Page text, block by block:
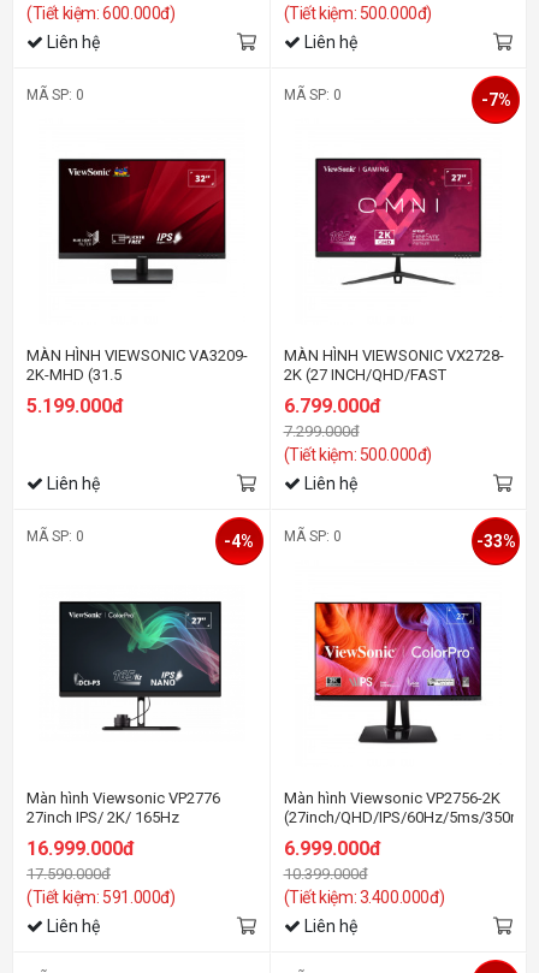
(Tiết kiệm: 600.000đ)
Liên hệ
(Tiết kiệm: 500.000đ)
Liên hệ
MÃ SP: 0
MÀN HÌNH VIEWSONIC VA3209-
2K-MHD (31.5
INCH/QHD/IPS/75HZ/4MS)
5.199.000đ
Liên hệ
MÃ SP: 0
MÀN HÌNH VIEWSONIC VX2728-
2K (27 INCH/QHD/FAST
IPS/165HZ/0.5MS)
6.799.000đ
7.299.000đ
(Tiết kiệm: 500.000đ)
-7%
Liên hệ
MÃ SP: 0
Màn hình Viewsonic VP2776
27inch IPS/ 2K/ 165Hz
16.999.000đ
17.590.000đ
(Tiết kiệm: 591.000đ)
-4%
Liên hệ
MÃ SP: 0
Màn hình Viewsonic VP2756-2K
(27inch/QHD/IPS/60Hz/5ms/
6.999.000đ
10.399.000đ
(Tiết kiệm: 3.400.000đ)
-33%
Liên hệ